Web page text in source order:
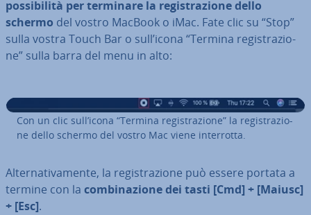
pos­si­bi­li­tà per terminare la re­gi­stra­zio­ne dello
schermo del vostro MacBook o iMac. Fate clic su “Stop”
sulla vostra Touch Bar o sull’icona “Termina re­gi­stra­zio­
ne” sulla barra del menu in alto:
Con un clic sull’icona “Termina re­gi­stra­zio­ne” la re­gi­stra­zio­
ne dello schermo del vostro Mac viene in­ter­rot­ta.
Al­ter­na­ti­va­men­te, la re­gi­stra­zio­ne può essere portata a
termine con la com­bi­na­zio­ne dei tasti [Cmd] + [Maiusc]
+ [Esc].